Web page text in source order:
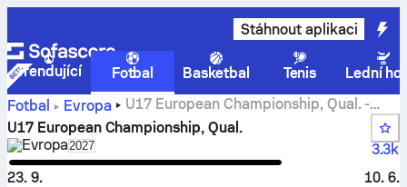
Stáhnout aplikaci
Trendující Fotbal Basketbal Tenis
Lední
Fotbal
Evropa
U17 European Championship, Qual. -
pořadí, rozpis, výsledky a statistiky
U17 European Championship, Qual.
EvropaSelect season in unique tournament header
2027
3.3k
23. 9.
10. 6.